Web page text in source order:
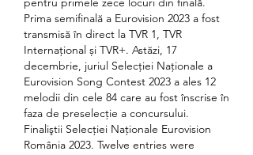
Prima semifinală a Eurovision 2023 a fost
transmisă în direct la TVR 1, TVR
Internaţional și TVR+. Astăzi, 17
decembrie, juriul Selecţiei Naţionale a
Eurovision Song Contest 2023 a ales 12
melodii din cele 84 care au fost înscrise în
faza de preselecţie a concursului.
Finaliştii Selecţiei Naţionale Eurovision
România 2023. Twelve entries were